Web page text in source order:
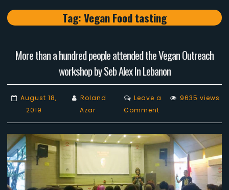
Tag:Vegan Food tasting
More than a hundred people attended the Vegan Outreach
workshop by Seb Alex In Lebanon
August 18,
2019
Roland
Azar
Leave a
Commenton
More
than
a
hundred
people
attended
9635 views